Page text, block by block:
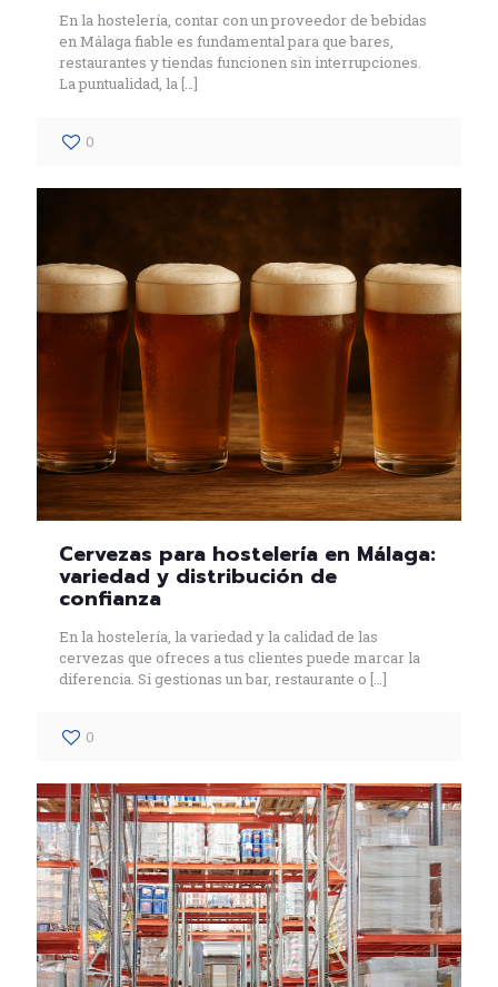
En la hostelería, contar con un proveedor de bebidas
en Málaga fiable es fundamental para que bares,
restaurantes y tiendas funcionen sin interrupciones.
La puntualidad, la[…]
0
Cervezas para hostelería en Málaga:
variedad y distribución de
confianza
En la hostelería, la variedad y la calidad de las
cervezas que ofreces a tus clientes puede marcar la
diferencia. Si gestionas un bar, restaurante o […]
0